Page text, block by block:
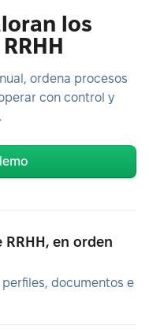
los
ordena procesos
con control y
en orden
documentos e